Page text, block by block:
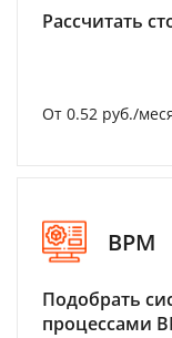
Рассчитать
От 0.52 руб./
BPM
Подобрать
процессами